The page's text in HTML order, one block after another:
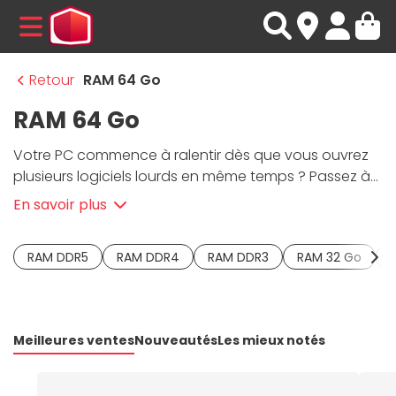
MENU
Retour RAM 64 Go
RAM 64 Go
Votre PC commence à ralentir dès que vous ouvrez
plusieurs logiciels lourds en même temps ? Passez à
la vitesse supérieure avec une
découvrez le multitâche sans limite. Avec une
mémoire DDR5, vous entrez dans une autre
dimension : montage vidéo 4K et rendus 3D fluides,
de 5600 MHz à 6800 MHz, voire plus, avec des timings
En savoir plus
RAM DDR5 RAM DDR4 RAM DDR3 RAM 32 Go
Meilleures ventesNouveautésLes mieux notés